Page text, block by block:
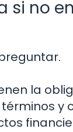
si no
la
y